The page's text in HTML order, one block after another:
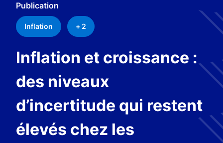
Publication
Inflation + 2
Inflation et croissance :
des niveaux
d’incertitude qui restent
élevés chez les